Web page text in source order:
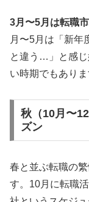
3月〜5月は転職
月〜5月は「新年
と違う…」と感じ
い時期でもありま
秋（10月〜
ズン
春と並ぶ転職の繁
す。10月に転職